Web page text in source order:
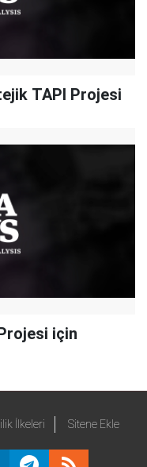
TAPI Projesi
için
İlkeleri Sitene Ekle